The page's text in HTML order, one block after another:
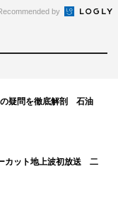
by
の疑問を徹底解剖 石油
カット地上波初放送 二